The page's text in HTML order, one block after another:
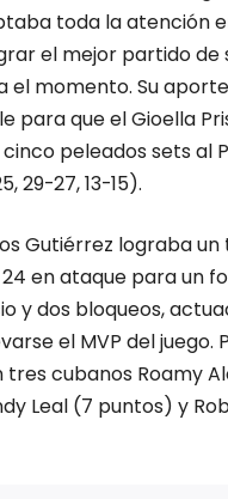
toda la atención
el mejor partido de
el momento. Su
para que el Gioella
peleados sets al
29-27, 13-15).
Gutiérrez lograba un
en ataque para un
y dos bloqueos,
el MVP del juego.
cubanos Roamy
Leal (7 puntos) y